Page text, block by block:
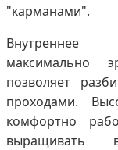
"карманами".
Внутреннее
максимально
позволяет
проходами.
комфортно
выращивать